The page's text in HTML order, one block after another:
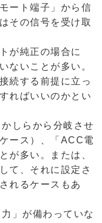
ート端子」から信
その信号を受け取
が純正の場合に
ないことが多い。
続する前提に立っ
ればいいのかとい
しらから分岐させ
ース）、「ACC電
が多い。または、
て、それに設定さ
れるケースもあ
」が備わっていな